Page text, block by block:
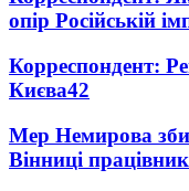
опір Російській
Корреспондент:
Києва42
Мер Немирова
Вінниці